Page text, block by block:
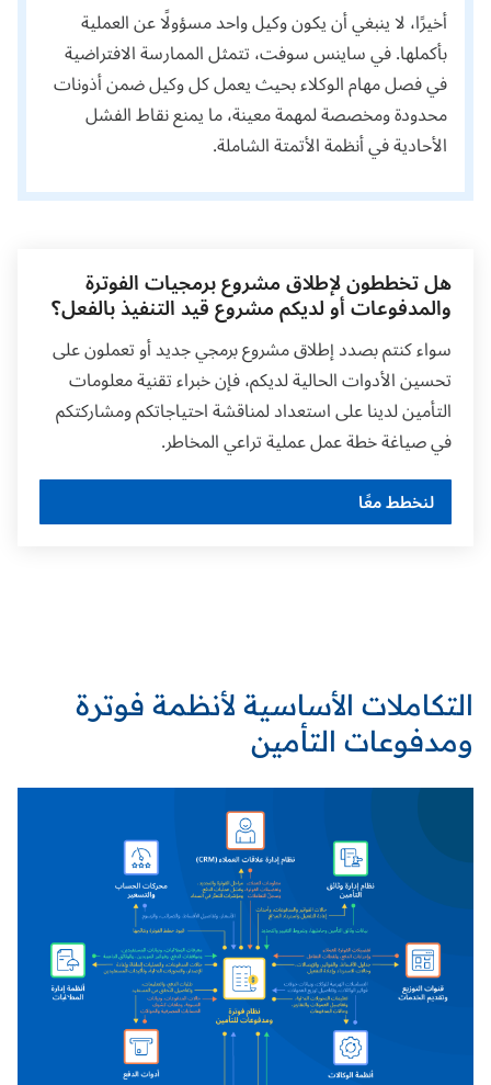
أخيرًا، لا ينبغي أن يكون وكيل واحد مسؤولًا عن العملية
بأكملها. في ساينس سوفت، تتمثل الممارسة الافتراضية
في فصل مهام الوكلاء بحيث يعمل كل وكيل ضمن أذونات
محدودة ومخصصة لمهمة معينة، ما يمنع نقاط الفشل
الأحادية في أنظمة الأتمتة الشاملة.
هل تخططون لإطلاق مشروع برمجيات الفوترة
والمدفوعات أو لديكم مشروع قيد التنفيذ بالفعل؟
سواء كنتم بصدد إطلاق مشروع برمجي جديد أو تعملون على
تحسين الأدوات الحالية لديكم، فإن خبراء تقنية معلومات
التأمين لدينا على استعداد لمناقشة احتياجاتكم ومشاركتكم
في صياغة خطة عمل عملية تراعي المخاطر.
لنخطط معًا
التكاملات الأساسية لأنظمة فوترة
ومدفوعات التأمين